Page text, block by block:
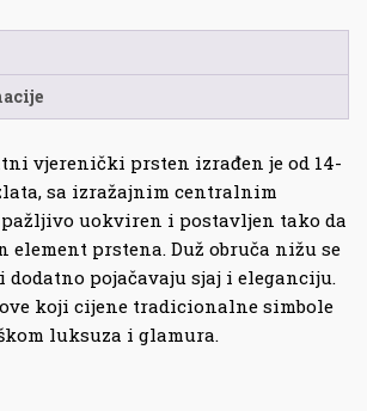
vjerenički prsten izrađen je od 14-
sa izražajnim centralnim
uokviren i postavljen tako da
element prstena. Duž obruča nižu se
pojačavaju sjaj i eleganciju.
koji cijene tradicionalne simbole
luksuza i glamura.